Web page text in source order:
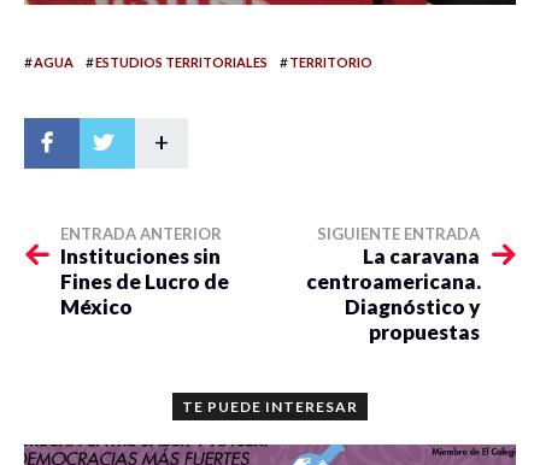
#AGUA #ESTUDIOS TERRITORIALES #TERRITORIO
+
ENTRADA ANTERIOR
Instituciones sin
Fines de Lucro de
México
SIGUIENTE ENTRADA
La caravana
centroamericana.
Diagnóstico y
propuestas
TE PUEDE INTERESAR